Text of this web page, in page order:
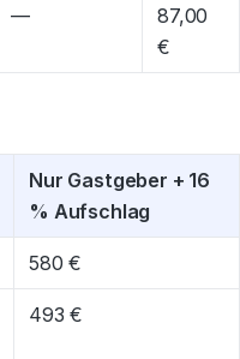
—
87,00
€
Nur Gastgeber + 16
% Aufschlag
580 €
493 €